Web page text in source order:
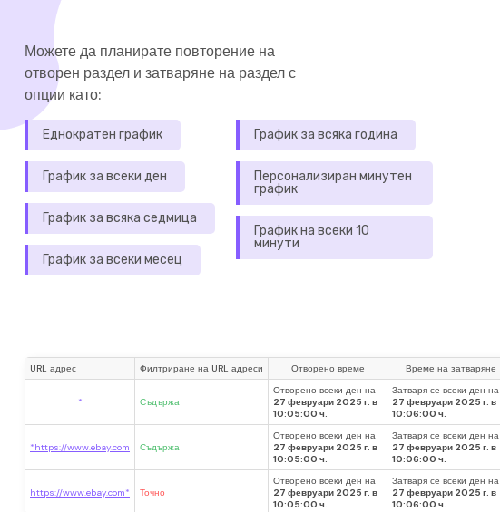
Можете да планирате повторение на
отворен раздел и затваряне на раздел с
опции като:
Еднократен график
График за всеки ден
График за всяка седмица
График за всеки месец
График за всяка година
Персонализиран минутен
график
График на всеки 10
минути
URL адрес Филтриране на URL адреси Отворено време Време на затваряне
* Съдържа
Отворено всеки ден на
27 февруари 2025 г. в
10:05:00 ч.
Затваря се всеки ден на
27 февруари 2025 г. в
10:06:00 ч.
*https://www.ebay.com Съдържа
Отворено всеки ден на
27 февруари 2025 г. в
10:05:00 ч.
Затваря се всеки ден на
27 февруари 2025 г. в
10:06:00 ч.
https://www.ebay.com* Точно
Отворено всеки ден на
27 февруари 2025 г. в
10:05:00 ч.
Затваря се всеки ден на
27 февруари 2025 г. в
10:06:00 ч.